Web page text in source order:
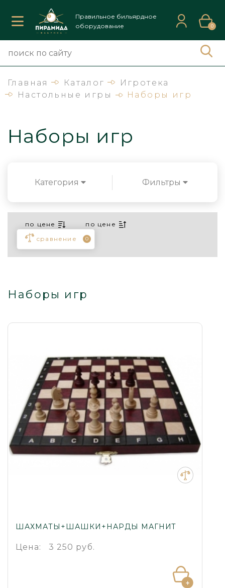
Правильное бильярдное
оборудование
0
Главная Каталог
Игротека
Настольные игры
Наборы игр
Наборы игр
Категория Фильтры
по цене
по цене
сравнение
0
Наборы игр
ШАХМАТЫ+ШАШКИ+НАРДЫ МАГНИТ
Цена: 3 250 руб.